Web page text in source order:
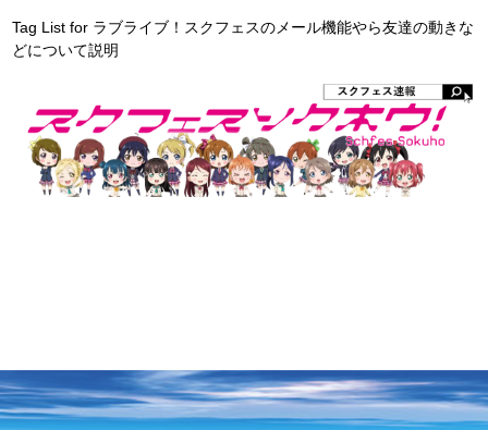
Tag List for ラブライブ！スクフェスのメール機能やら友達の動きな
どについて説明